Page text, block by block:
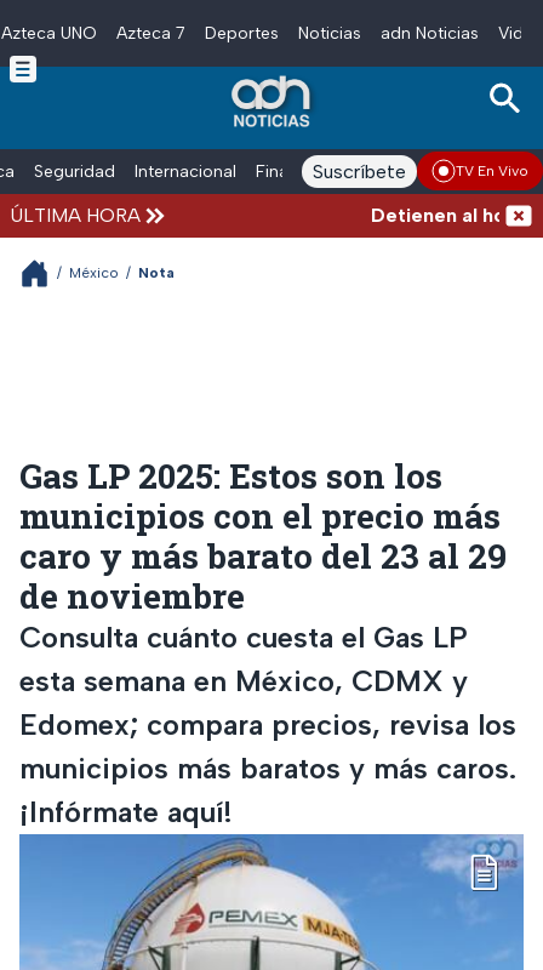
Skip to main content
Azteca UNO Azteca 7 Deportes Noticias adn Noticias
Seguridad Internacional Finanzas adn Noticias Radio
Suscríbete TV En Vivo
ÚLTIMA HORA Detienen al
/ México / Nota
Gas LP 2025: Estos son los
municipios con el precio más
caro y más barato del 23 al 29
de noviembre
Consulta cuánto cuesta el Gas LP
esta semana en México, CDMX y
Edomex; compara precios, revisa los
municipios más baratos y más caros.
¡Infórmate aquí!